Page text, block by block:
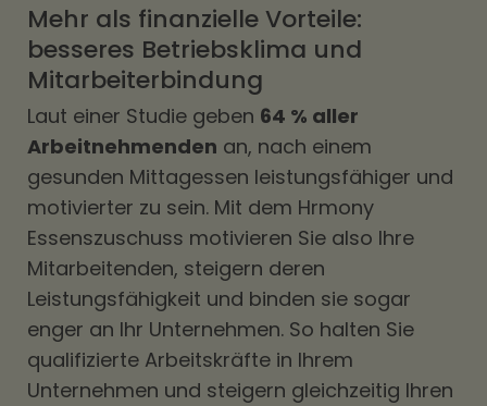
Mehr als finanzielle Vorteile:
besseres Betriebsklima und
Mitarbeiterbindung
Laut einer Studie geben 64 % aller
Arbeitnehmenden an, nach einem
gesunden Mittagessen leistungsfähiger und
motivierter zu sein. Mit dem Hrmony
Essenszuschuss motivieren Sie also Ihre
Mitarbeitenden, steigern deren
Leistungsfähigkeit und binden sie sogar
enger an Ihr Unternehmen. So halten Sie
qualifizierte Arbeitskräfte in Ihrem
Unternehmen und steigern gleichzeitig Ihren